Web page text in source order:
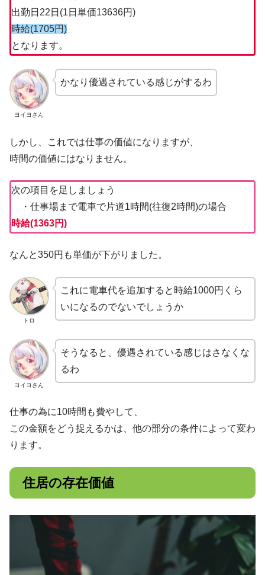
出勤日22日(1日単価13636円)
時給(1705円)
となります。
ヨイヨさん
かなり優遇されている感じがするわ
しかし、これでは仕事の価値になりますが、
時間の価値にはなりません。
次の項目を足しましょう
・仕事場まで電車で片道1時間(往復2時間)の場合
時給(1363円)
なんと350円も単価が下がりました。
トロ
これに電車代を追加すると時給1000円くら
いになるのでないでしょうか
ヨイヨさん
そうなると、優遇されている感じはさなくな
るわ
仕事の為に10時間も費やして、
この金額をどう捉えるかは、他の部分の条件によって変わ
ります。
住居の存在価値